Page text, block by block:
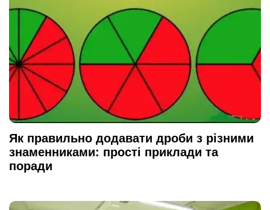
Як правильно додавати дроби з різними
знаменниками: прості приклади та
поради